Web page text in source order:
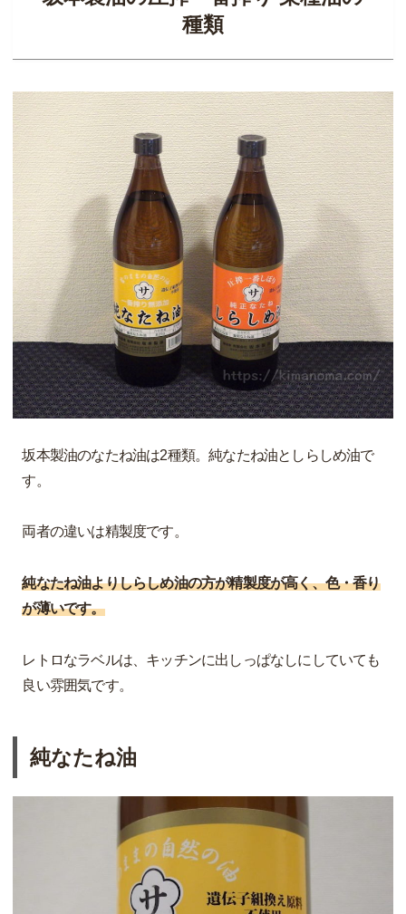
種類
坂本製油のなたね油は2種類。純なたね油としらしめ油で
す。
両者の違いは精製度です。
純なたね油よりしらしめ油の方が精製度が高く、色・香り
が薄いです。
レトロなラベルは、キッチンに出しっぱなしにしていても
良い雰囲気です。
純なたね油